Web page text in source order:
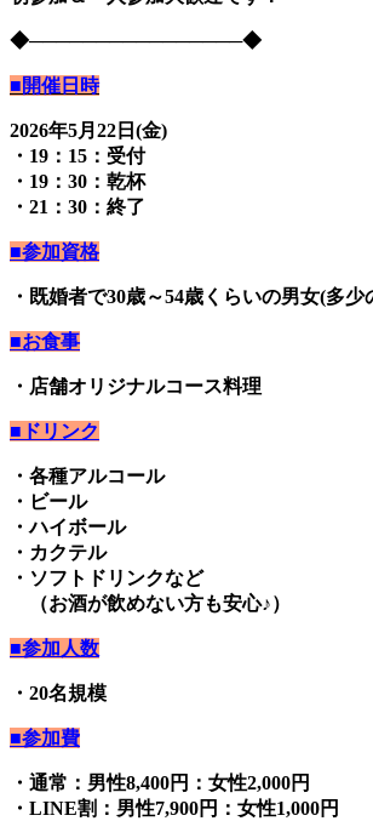
◆────────────────◆
■開催日時
2026年5月22日(金)
・19：15：受付
・19：30：乾杯
・21：30：終了
■参加資格
・既婚者で30歳～54歳くらいの男女(多
■お食事
・店舗オリジナルコース料理
■ドリンク
・各種アルコール
・ビール
・ハイボール
・カクテル
・ソフトドリンクなど
（お酒が飲めない方も安心♪）
■参加人数
・20名規模
■参加費
・通常：男性8,400円：女性2,000円
・LINE割：男性7,900円：女性1,000円